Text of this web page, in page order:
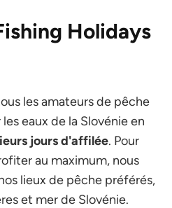
Holidays
les amateurs de pêche
eaux de la Slovénie en
jours d'affilée. Pour
au maximum, nous
lieux de pêche préférés,
et mer de Slovénie.